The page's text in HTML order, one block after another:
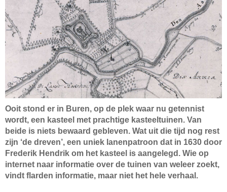
Ooit stond er in Buren, op de plek waar nu getennist
wordt, een kasteel met prachtige kasteeltuinen. Van
beide is niets bewaard gebleven. Wat uit die tijd nog rest
zijn ‘de dreven’, een uniek lanenpatroon dat in 1630 door
Frederik Hendrik om het kasteel is aangelegd. Wie op
internet naar informatie over de tuinen van weleer zoekt,
vindt flarden informatie, maar niet het hele verhaal.